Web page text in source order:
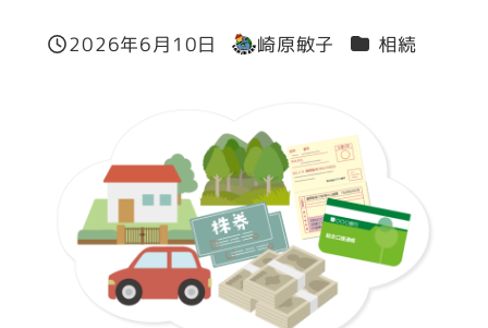
投稿日
2026年6月10日
著
崎原敏子 カテゴリー
相続